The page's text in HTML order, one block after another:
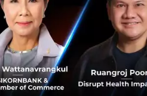
พให้กับ “คนในประเทศ”เพราะ
แต่จะเกิดจากแพลตฟอร์มที่เชื่อม
ความสามารถของตัวคุณเอง